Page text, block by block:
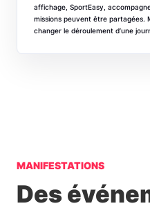
affichage, SportEasy,
missions peuvent être partagées.
changer le déroulement d’une
MANIFESTATIONS
Des